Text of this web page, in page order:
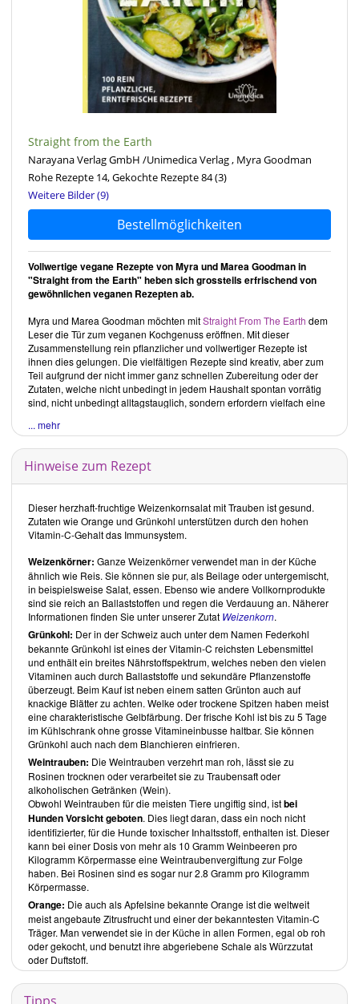
Straight from the Earth
Narayana Verlag GmbH /Unimedica Verlag , Myra Goodman
Rohe Rezepte 14, Gekochte Rezepte 84(3)
Weitere Bilder (9)
Bestellmöglichkeiten
Vollwertige vegane Rezepte von Myra und Marea Goodman in
"Straight from the Earth" heben sich grossteils erfrischend von
gewöhnlichen veganen Rezepten ab.
Myra und Marea Goodman möchten mitStraight From The Earth dem
Leser die Tür zum veganen Kochgenuss eröffnen. Mit dieser
Zusammenstellung rein pflanzlicher und vollwertiger Rezepte ist
ihnen dies gelungen. Die vielfältigen Rezepte sind kreativ, aber zum
Teil aufgrund der nicht immer ganz schnellen Zubereitung oder der
Zutaten, welche nicht unbedingt in jedem Haushalt spontan vorrätig
sind, nicht unbedingt alltagstauglich, sondern erfordern vielfach eine
Über die Autorinnen
Earthbound Farm, die sich zu einem der grössten Bioerzeuger
Nordamerikas entwickelt hat. Dort wuchs auch ihre TochterMarea
Zutaten zu kochen. Seit Jahren ernähren sich die in Kalifornien
lebenden Autorinnen bewusst gesund, wenn auch nicht rein vegan.
Das Schreiben dieses Kochbuches hat sie jedoch selbst mehr und
Milch-und Fleischprodukte durch die Auswahl richtiger Zutaten für ein
gelungenes Essen nicht nötig sind.
Inhalt des Buches
Das Buch beinhaltet Kapitel mit Rezepten von Frühstück bis Desserts,
wobei ausschliesslich pflanzliche Produkte und Vollkorngetreide zum
Einsatz kommen.
Zu jedem Rezept sind Nährwertinformationen mit Angaben zu
beispielsweise Kalorien, Fett, Kohlenhydraten und Natrium
aufgeführt. Zusätzlich beinhaltet jedes Kapitel neben den Rezepten
einen Informationsteil, in dem die Autorinnen ein ausgewähltes
Lebensmittel bzw. eine Lebensmittelgruppe näher beleuchten. Am
Ende des Buches finden SieMenüvorschläge, eine
Umrechnungstabellein der die verwendeten, klein geschnittenen
Zutaten in Tassen und der Masseinheit Gramm angegeben sind
sowie eineTabelle zur Treibhausgasemissionbei der Erzeugung
gängiger Lebensmittel.
Die Rezepte sind in die folgenden Kapitel untergliedert:
Frühstück
Salate
Suppen
Vorspeisen
Hauptgerichte
Beilagen
Desserts
Rezepte:
Frühstück
Die aufgeführten Rezepte sind vielfach warme, sowohl herzhafte als
... mehr
Hinweise zum Rezept
Dieser herzhaft-fruchtige Weizenkornsalat mit Trauben ist gesund.
Zutaten wie Orange und Grünkohl unterstützen durch den hohen
Vitamin-C-Gehalt das Immunsystem.
Weizenkörner: Ganze Weizenkörner verwendet man in der Küche
ähnlich wie Reis. Sie können sie pur, als Beilage oder untergemischt,
in beispielsweise Salat, essen. Ebenso wie andere Vollkornprodukte
sind sie reich an Ballaststoffen und regen die Verdauung an. Näherer
Informationen finden Sie unter unserer Zutat Weizenkorn.
Grünkohl: Der in der Schweiz auch unter dem Namen Federkohl
bekannte Grünkohl ist eines der Vitamin-C reichsten Lebensmittel
und enthält ein breites Nährstoffspektrum, welches neben den vielen
Vitaminen auch durch Ballaststoffe und sekundäre Pflanzenstoffe
überzeugt. Beim Kauf ist neben einem satten Grünton auch auf
knackige Blätter zu achten. Welke oder trockene Spitzen haben meist
eine charakteristische Gelbfärbung. Der frische Kohl ist bis zu 5 Tage
im Kühlschrank ohne grosse Vitamineinbusse haltbar. Sie können
Grünkohl auch nach dem Blanchieren einfrieren.
Weintrauben: Die Weintrauben verzehrt man roh, lässt sie zu
Rosinen trocknen oder verarbeitet sie zu Traubensaft oder
alkoholischen Getränken (Wein).
Obwohl Weintrauben für die meisten Tiere ungiftig sind, istbei
HundenVorsicht geboten. Dies liegt daran, dass ein noch nicht
identifizierter, für die Hunde toxischer Inhaltsstoff, enthalten ist. Dieser
kann bei einer Dosis von mehr als 10 Gramm Weinbeeren pro
Kilogramm Körpermasse eine Weintraubenvergiftung zur Folge
haben. Bei Rosinen sind es sogar nur 2.8 Gramm pro Kilogramm
Körpermasse.
Orange: Die auch als Apfelsine bekannte Orange ist die weltweit
meist angebaute Zitrusfrucht und einer der bekanntesten Vitamin-C
Träger. Man verwendet sie in der Küche in allen Formen, egal ob roh
oder gekocht, und benutzt ihre abgeriebene Schale als Würzzutat
oder Duftstoff.